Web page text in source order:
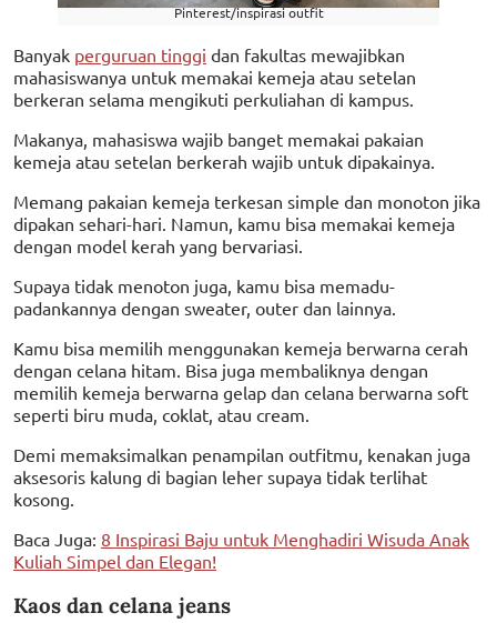
Pinterest/inspirasi outfit
Banyak perguruan tinggi dan fakultas mewajibkan
mahasiswanya untuk memakai kemeja atau setelan
berkeran selama mengikuti perkuliahan di kampus.
Makanya, mahasiswa wajib banget memakai pakaian
kemeja atau setelan berkerah wajib untuk dipakainya.
Memang pakaian kemeja terkesan simple dan monoton jika
dipakan sehari-hari. Namun, kamu bisa memakai kemeja
dengan model kerah yang bervariasi.
Supaya tidak menoton juga, kamu bisa memadu-
padankannya dengan sweater, outer dan lainnya.
Kamu bisa memilih menggunakan kemeja berwarna cerah
dengan celana hitam. Bisa juga membaliknya dengan
memilih kemeja berwarna gelap dan celana berwarna soft
seperti biru muda, coklat, atau cream.
Demi memaksimalkan penampilan outfitmu, kenakan juga
aksesoris kalung di bagian leher supaya tidak terlihat
kosong.
Baca Juga: 8 Inspirasi Baju untuk Menghadiri Wisuda Anak
Kuliah Simpel dan Elegan!
Kaos dan celana jeans